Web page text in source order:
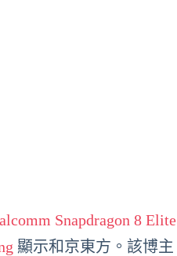
Snapdragon 8 Elite
顯示和京東方。該博主